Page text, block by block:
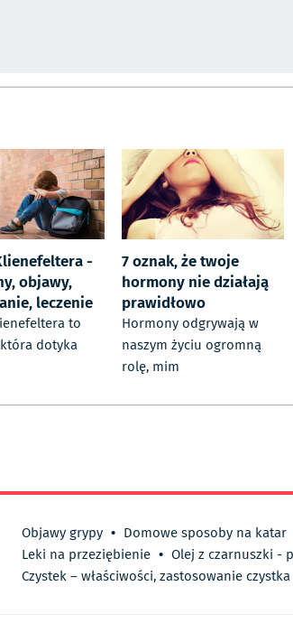
-
objawy,
leczenie
to
dotyka
7 oznak, że twoje
hormony nie działają
prawidłowo
Hormony odgrywają w
naszym życiu ogromną
rolę, mim
Objawy grypy • Domowe sposoby na katar
Leki na przeziębienie • Olej z czarnuszki -
Czystek – właściwości, zastosowanie czystka